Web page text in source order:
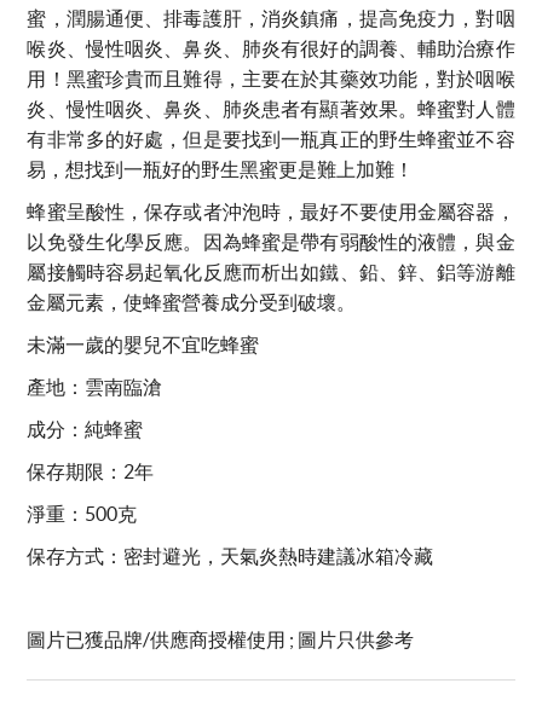
蜜，潤腸通便、排毒護肝，消炎鎮痛，提高免疫力，對咽
喉炎、慢性咽炎、鼻炎、肺炎有很好的調養、輔助治療作
用！黑蜜珍貴而且難得，主要在於其藥效功能，對於咽喉
炎、慢性咽炎、鼻炎、肺炎患者有顯著效果。蜂蜜對人體
有非常多的好處，但是要找到一瓶真正的野生蜂蜜並不容
易，想找到一瓶好的野生黑蜜更是難上加難！
蜂蜜呈酸性，保存或者沖泡時，最好不要使用金屬容器，
以免發生化學反應。因為蜂蜜是帶有弱酸性的液體，與金
屬接觸時容易起氧化反應而析出如鐵、鉛、鋅、鋁等游離
金屬元素，使蜂蜜營養成分受到破壞。
未滿一歲的嬰兒不宜吃蜂蜜
產地：雲南臨滄
成分：純蜂蜜
保存期限：2年
淨重：500克
保存方式：密封避光，天氣炎熱時建議冰箱冷藏
圖片已獲品牌/供應商授權使用 ; 圖片只供參考